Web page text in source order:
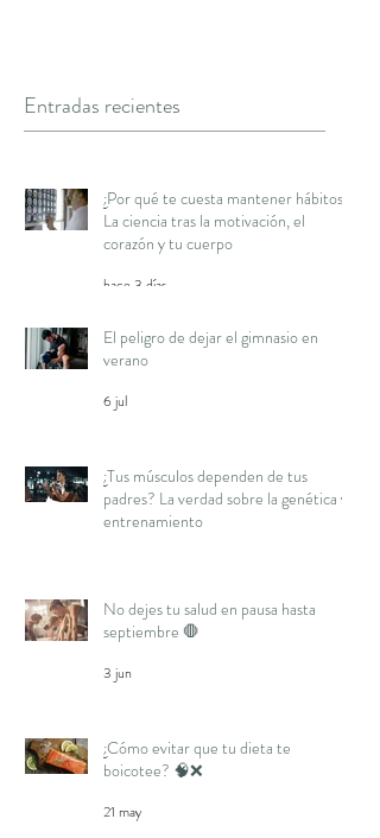
Entradas recientes
¿Por qué te cuesta mantener hábitos?
La ciencia tras la motivación, el
corazón y tu cuerpo
hace 3 días
El peligro de dejar el gimnasio en
verano
6 jul
¿Tus músculos dependen de tus
padres? La verdad sobre la genética y
entrenamiento
No dejes tu salud en pausa hasta
septiembre 🛑
3 jun
¿Cómo evitar que tu dieta te
boicotee? 🧠❌
21 may